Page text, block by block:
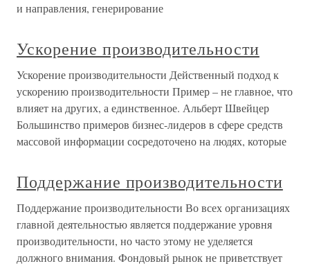
и направления, генерирование
Ускорение производительности
Ускорение производительности Действенный подход к
ускорению производительности Пример – не главное, что
влияет на других, а единственное. Альберт Швейцер
Большинство примеров бизнес-лидеров в сфере средств
массовой информации сосредоточено на людях, которые
Поддержание производительности
Поддержание производительности Во всех организациях
главной деятельностью является поддержание уровня
производительности, но часто этому не уделяется
должного внимания. Фондовый рынок не приветствует